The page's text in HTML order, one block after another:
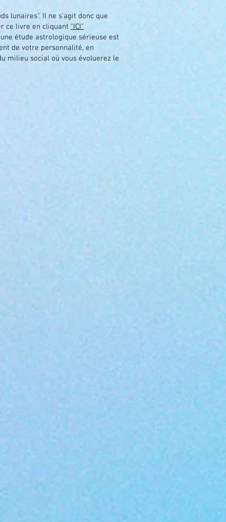
lunaires". Il ne s'agit donc que
ce livre en cliquant "ICI"
étude astrologique sérieuse est
de votre personnalité, en
milieu social où vous évoluerez le